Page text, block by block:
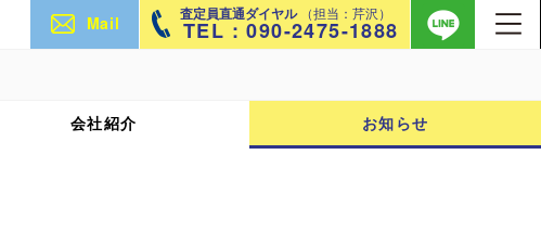
Mail 査定員直通ダイヤル（担当：芹沢）
TEL : 090-2475-1888
会社紹介 お知らせ